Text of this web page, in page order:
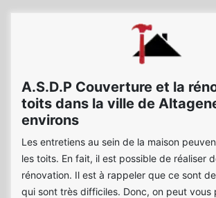
A.S.D.P Couverture et la
toits dans la ville de
environs
Les entretiens au sein de la maison
les toits. En fait, il est possible de réaliser
rénovation. Il est à rappeler que ce sont
qui sont très difficiles. Donc, on peut vous